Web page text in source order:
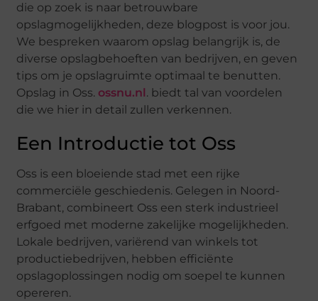
die op zoek is naar betrouwbare
opslagmogelijkheden, deze blogpost is voor jou.
We bespreken waarom opslag belangrijk is, de
diverse opslagbehoeften van bedrijven, en geven
tips om je opslagruimte optimaal te benutten.
Opslag in Oss. ossnu.nl . biedt tal van voordelen
die we hier in detail zullen verkennen.
Een Introductie tot Oss
Oss is een bloeiende stad met een rijke
commerciële geschiedenis. Gelegen in Noord-
Brabant, combineert Oss een sterk industrieel
erfgoed met moderne zakelijke mogelijkheden.
Lokale bedrijven, variërend van winkels tot
productiebedrijven, hebben efficiënte
opslagoplossingen nodig om soepel te kunnen
opereren.